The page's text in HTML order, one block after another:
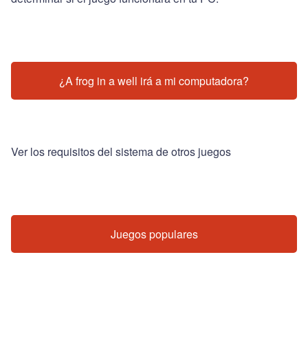
¿A frog in a well irá a mi computadora?
Ver los requisitos del sistema de otros juegos
Juegos populares